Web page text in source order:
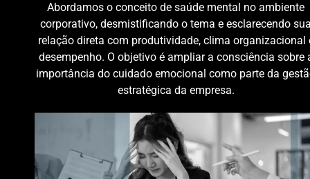
Abordamos o conceito de saúde mental no ambiente
corporativo, desmistificando o tema e esclarecendo
relação direta com produtividade, clima organizacional
desempenho. O objetivo é ampliar a consciência sobre
importância do cuidado emocional como parte da
estratégica da empresa.